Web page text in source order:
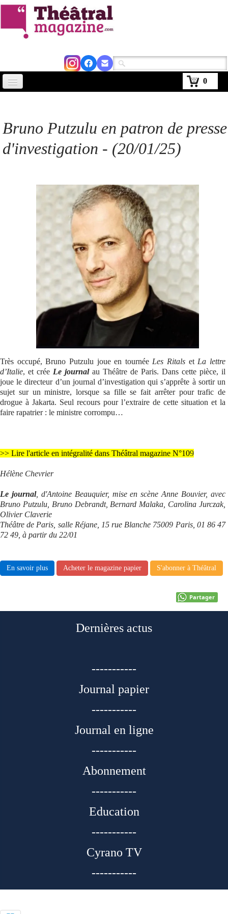
0
Kiosque
Abonnement ▼
Se connecter
Bruno Putzulu en patron de presse
d'investigation - (20/01/25)
Très occupé, Bruno Putzulu joue en tournée Les Ritals et La lettre
d’Italie, et crée Le journalau Théâtre de Paris. Dans cette pièce, il
joue le directeur d’un journal d’investigation qui s’apprête à sortir un
sujet sur un ministre, lorsque sa fille se fait arrêter pour trafic de
drogue à Jakarta. Seul recours pour l’extraire de cette situation et la
faire rapatrier : le ministre corrompu…
>> Lire l'article en intégralité dans Théâtral magazine N°109
Hélène Chevrier
Le journal, d'Antoine Beauquier, mise en scène Anne Bouvier, avec
Bruno Putzulu, Bruno Debrandt, Bernard Malaka, Carolina Jurczak,
Olivier Claverie
Théâtre de Paris, salle Réjane, 15 rue Blanche 75009 Paris, 01 86 47
72 49, à partir du 22/01
En savoir plus Acheter le magazine papier S'abonner à Théâtral
Partager
Dernières actus
-----------
Journal papier
-----------
Journal en ligne
-----------
Abonnement
-----------
Education
-----------
Cyrano TV
-----------